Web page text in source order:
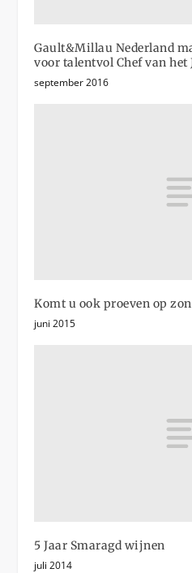
Gault&Millau Nederland
voor talentvol Chef van het
september 2016
Komt u ook proeven op
juni 2015
5 Jaar Smaragd wijnen
juli 2014